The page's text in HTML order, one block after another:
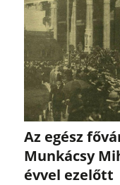
Az egész
Munkácsy
évvel ezelőtt